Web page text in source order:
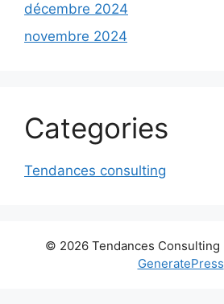
décembre 2024
novembre 2024
Categories
Tendances consulting
© 2026 Tendances Consulting
GeneratePress